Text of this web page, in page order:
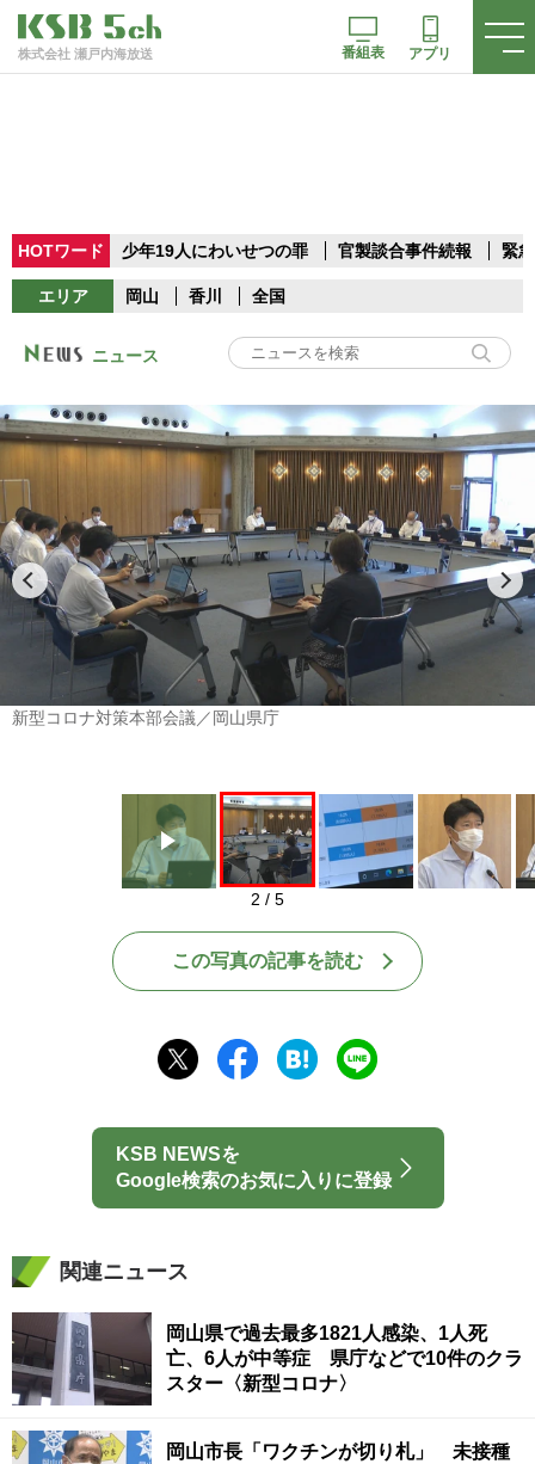
株式会社 瀬戸内海放送 番組表 アプリ
HOTワード 少年19人にわいせつの罪 官製談合事件続報 緊
エリア 岡山 香川 全国
ニュース
Play
新型コロナ対策本部会議／岡山県庁
2 / 5
この写真の記事を読む
KSB NEWSを
Google検索のお気に入りに登録
関連ニュース
岡山県で過去最多1821人感染、1人死
亡、6人が中等症 県庁などで10件のクラ
スター〈新型コロナ〉
岡山市長「ワクチンが切り札」 未接種